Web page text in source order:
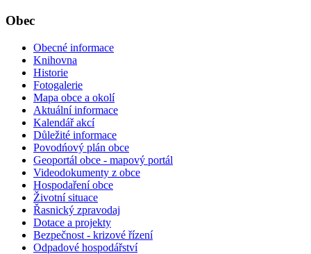
Obec
Obecné informace
Knihovna
Historie
Fotogalerie
Mapa obce a okolí
Aktuální informace
Kalendář akcí
Důležité informace
Povodńový plán obce
Geoportál obce - mapový portál
Videodokumenty z obce
Hospodaření obce
Životní situace
Řasnický zpravodaj
Dotace a projekty
Bezpečnost - krizové řízení
Odpadové hospodářství